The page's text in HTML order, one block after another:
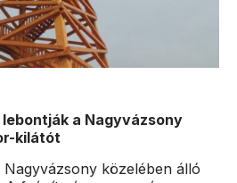
a Nagyvázsony
kilátót
közelében álló